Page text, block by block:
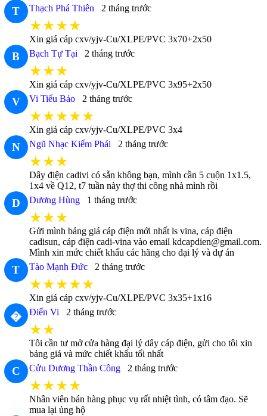
T Thạch Phá Thiên 2 tháng trước
★★★★
Xin giá cáp cxv/yjv-Cu/XLPE/PVC 3x70+2x50
B Bạch Tự Tại 2 tháng trước
★★★
Xin giá cáp cxv/yjv-Cu/XLPE/PVC 3x95+2x50
V Vi Tiểu Bảo 2 tháng trước
★★★★★
Xin giá cáp cxv/yjv-Cu/XLPE/PVC 3x4
N Ngũ Nhạc Kiếm Phái 2 tháng trước
★★★
Dây điện cadivi có sẵn không bạn, mình cần 5 cuộn 1x1.5,
1x4 về Q12, t7 tuần này thợ thi công nhà mình rồi
D Dương Hùng 1 tháng trước
★★★
Gửi mình bảng giá cáp điện mới nhất ls vina, cáp điện
cadisun, cáp điện cadi-vina vào email kdcapdien@gmail.com.
Mình xin mức chiết khấu các hãng cho đại lý và dự án
T Tào Mạnh Đức 2 tháng trước
★★★★★
Xin giá cáp cxv/yjv-Cu/XLPE/PVC 3x35+1x16
� Điển Vi 2 tháng trước
★★
Tôi cần tư mở cửa hàng đại lý dây cáp điện, gửi cho tôi xin
bảng giá và mức chiết khấu tối nhất
C Cửu Dương Thần Công 2 tháng trước
★★★★
Nhân viên bán hàng phục vụ rất nhiệt tình, có tâm đạo. Sẽ
mua lại ủng hộ